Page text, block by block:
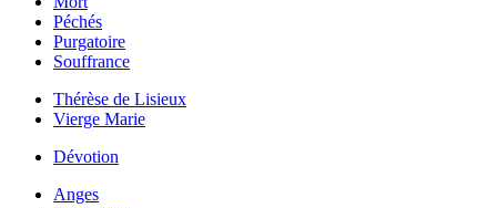
Péchés
Purgatoire
Souffrance
Thérèse de Lisieux
Vierge Marie
Dévotion
Anges